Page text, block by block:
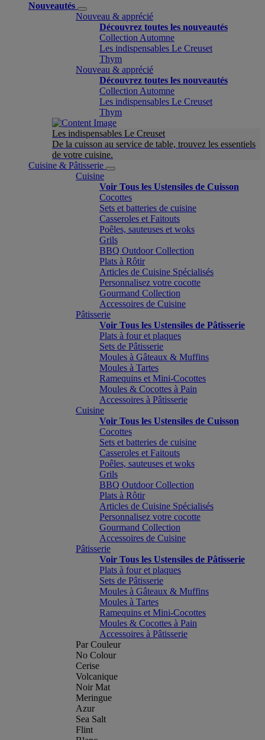
Nouveautés
Nouveau & apprécié
Découvrez toutes les nouveautés
Collection Automne
Les indispensables Le Creuset
Thym
Nouveau & apprécié
Découvrez toutes les nouveautés
Collection Automne
Les indispensables Le Creuset
Thym
Les indispensables Le Creuset
De la cuisson au service de table, trouvez les essentiels
de votre cuisine.
Cuisine & Pâtisserie
Cuisine
Voir Tous les Ustensiles de Cuisson
Cocottes
Sets et batteries de cuisine
Casseroles et Faitouts
Poêles, sauteuses et woks
Grils
BBQ Outdoor Collection
Plats à Rôtir
Articles de Cuisine Spécialisés
Personnalisez votre cocotte
Gourmand Collection
Accessoires de Cuisine
Pâtisserie
Voir Tous les Ustensiles de Pâtisserie
Plats à four et plaques
Sets de Pâtisserie
Moules à Gâteaux & Muffins
Moules à Tartes
Ramequins et Mini-Cocottes
Moules & Cocottes à Pain
Accessoires à Pâtisserie
Cuisine
Voir Tous les Ustensiles de Cuisson
Cocottes
Sets et batteries de cuisine
Casseroles et Faitouts
Poêles, sauteuses et woks
Grils
BBQ Outdoor Collection
Plats à Rôtir
Articles de Cuisine Spécialisés
Personnalisez votre cocotte
Gourmand Collection
Accessoires de Cuisine
Pâtisserie
Voir Tous les Ustensiles de Pâtisserie
Plats à four et plaques
Sets de Pâtisserie
Moules à Gâteaux & Muffins
Moules à Tartes
Ramequins et Mini-Cocottes
Moules & Cocottes à Pain
Accessoires à Pâtisserie
Par Couleur
No Colour
Cerise
Volcanique
Noir Mat
Meringue
Azur
Sea Salt
Flint